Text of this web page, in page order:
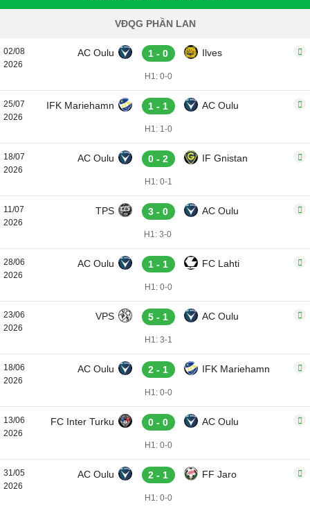
VĐQG PHẦN LAN
02/08
2026
AC Oulu 1 - 0 Ilves
H1: 0-0
25/07
2026
IFK Mariehamn 1 - 1 AC Oulu
H1: 1-0
18/07
2026
AC Oulu 0 - 2 IF Gnistan
H1: 0-1
11/07
2026
TPS 3 - 0 AC Oulu
H1: 3-0
28/06
2026
AC Oulu 1 - 1 FC Lahti
H1: 0-0
23/06
2026
VPS 5 - 1 AC Oulu
H1: 3-1
18/06
2026
AC Oulu 2 - 1 IFK Mariehamn
H1: 0-0
13/06
2026
FC Inter Turku 0 - 0 AC Oulu
H1: 0-0
31/05
2026
AC Oulu 2 - 1 FF Jaro
H1: 0-0